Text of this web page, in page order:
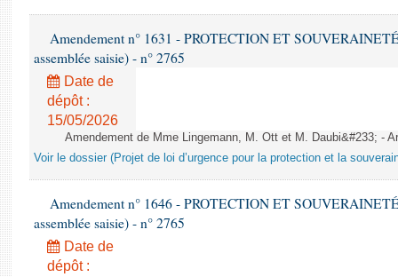
Amendement n° 1631 - PROTECTION ET
assemblée saisie) - n° 2765
Date de
dépôt :
15/05/2026
Amendement de Mme Lingemann, M. Ott et M. Daubi&#233; -
Voir le dossier (Projet de loi d’urgence pour la protection et la
Amendement n° 1646 - PROTECTION ET
assemblée saisie) - n° 2765
Date de
dépôt :